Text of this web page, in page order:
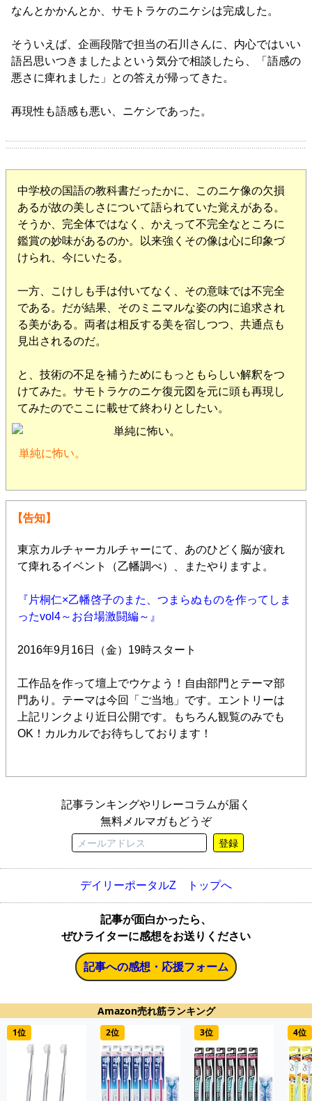
なんとかかんとか、サモトラケのニケシは完成した。
そういえば、企画段階で担当の石川さんに、内心ではいい
語呂思いつきましたよという気分で相談したら、「語感の
悪さに痺れました」との答えが帰ってきた。
再現性も語感も悪い、ニケシであった。
中学校の国語の教科書だったかに、このニケ像の欠損
あるが故の美しさについて語られていた覚えがある。
そうか、完全体ではなく、かえって不完全なところに
鑑賞の妙味があるのか。以来強くその像は心に印象づ
けられ、今にいたる。
一方、こけしも手は付いてなく、その意味では不完全
である。だが結果、そのミニマルな姿の内に追求され
る美がある。両者は相反する美を宿しつつ、共通点も
見出されるのだ。
と、技術の不足を補うためにもっともらしい解釈をつ
けてみた。サモトラケのニケ復元図を元に頭も再現し
てみたのでここに載せて終わりとしたい。
単純に怖い。
【告知】
東京カルチャーカルチャーにて、あのひどく脳が疲れ
て痺れるイベント（乙幡調べ）、またやりますよ。
『片桐仁×乙幡啓子のまた、つまらぬものを作ってしま
ったvol4～お台場激闘編～』
2016年9月16日（金）19時スタート
工作品を作って壇上でウケよう！自由部門とテーマ部
門あり。テーマは今回「ご当地」です。エントリーは
上記リンクより近日公開です。もちろん観覧のみでも
OK！カルカルでお待ちしております！
記事ランキングやリレーコラムが届く
無料メルマガもどうぞ
登録
デイリーポータルZ トップへ
記事が面白かったら、
ぜひライターに感想をお送りください
記事への感想・応援フォーム
Amazon売れ筋ランキング
1位 2位 3位 4位